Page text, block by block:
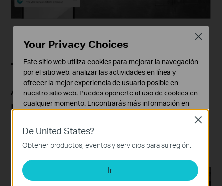
Alarma para una
mayor disuasión
Las luces rojas y azules intermitentes disuaden mejor
que las blancas, sobre todo cuando se combinan con
alarmas sonoras para asustar intrusos.
De United States?
Obtener productos, eventos y servicios para su región.
Ir
Close
Your Privacy Choices
Este sitio web utiliza cookies para mejorar la navegación
por el sitio web, analizar las actividades en línea y
ofrecer la mejor experiencia de usuario posible en
nuestro sitio web. Puedes oponerte al uso de cookies en
cualquier momento. Encontrarás más información en
Cookies Básicas
Estas cookies son necesarias para el funcionamiento
del sitio web y no pueden desactivarse en tu sistema.
Cookies de Análisis y de Marketing
Las cookies de análisis nos permiten analizar tus
Close